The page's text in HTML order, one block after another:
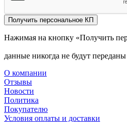
Получить персональное КП
Нажимая на кнопку «Получить
данные никогда не будут
О компании
Отзывы
Новости
Политика
Покупателю
Условия оплаты и доставки